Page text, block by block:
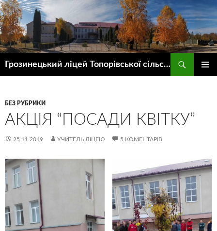
Грозинецький ліцей Топорівської сільської ради
БЕЗ РУБРИКИ
АКЦІЯ “ПОСАДИ КВІТКУ”
25.11.2019 УЧИТЕЛЬ ЛІЦЕЮ 5 КОМЕНТАРІВ